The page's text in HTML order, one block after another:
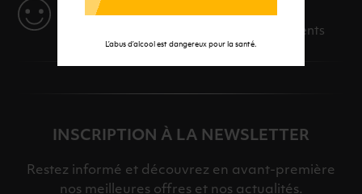
L’abus d’alcool est dangereux pour la santé.
SERVICE
Des solutions adaptées à vos événements
INSCRIPTION À LA NEWSLETTER
Restez informé et découvrez en avant-première
nos meilleures offres et nos actualités.